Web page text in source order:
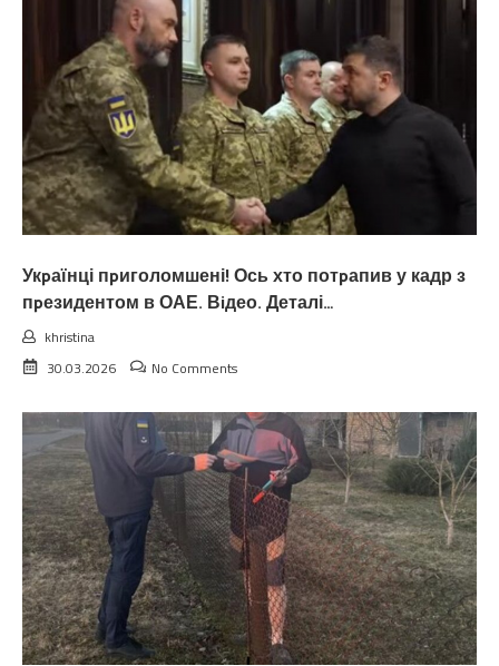
Укpаїнці пpиголомшені! Ось хто потpапив у кадр з
пpезидентом в ОАЕ. Вiдео. Деталі…
khristina
30.03.2026
No Comments